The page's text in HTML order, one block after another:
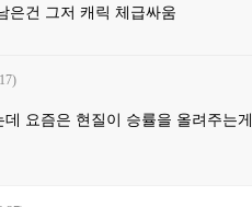
은건 그저 캐릭 체급싸움
데 요즘은 현질이 승률을 올려주는